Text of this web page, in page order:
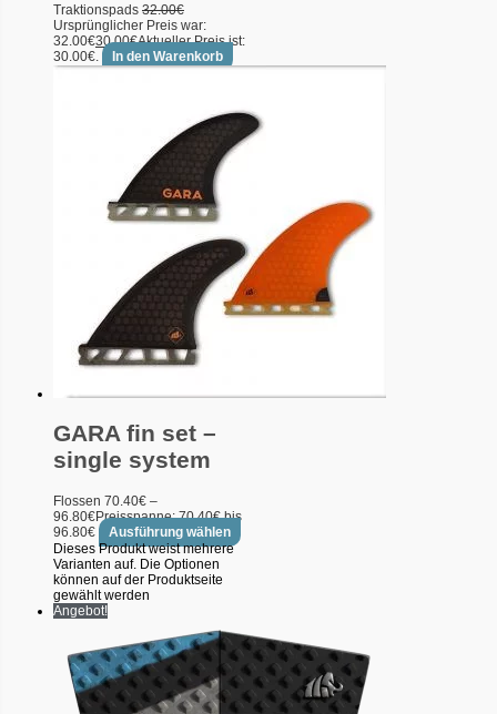
Traktionspads 32.00€
Ursprünglicher Preis war:
32.00€30.00€Aktueller Preis ist:
30.00€.
In den Warenkorb
GARA fin set –
single system
Flossen 70.40€ –
96.80€Preisspanne: 70.40€ bis
96.80€
Ausführung wählen
Dieses Produkt weist mehrere
Varianten auf. Die Optionen
können auf der Produktseite
gewählt werden
Angebot!